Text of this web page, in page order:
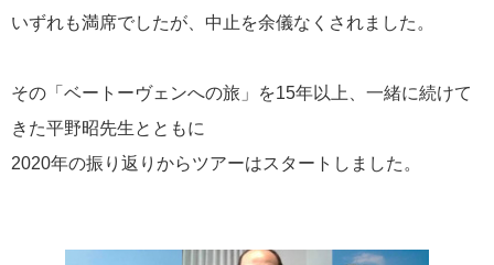
いずれも満席でしたが、中止を余儀なくされました。
その「ベートーヴェンへの旅」を15年以上、一緒に続けて
きた平野昭先生とともに
2020年の振り返りからツアーはスタートしました。
Andanteたより
海外からのレポート
ウィーン・フィル ニューイヤーコンサート